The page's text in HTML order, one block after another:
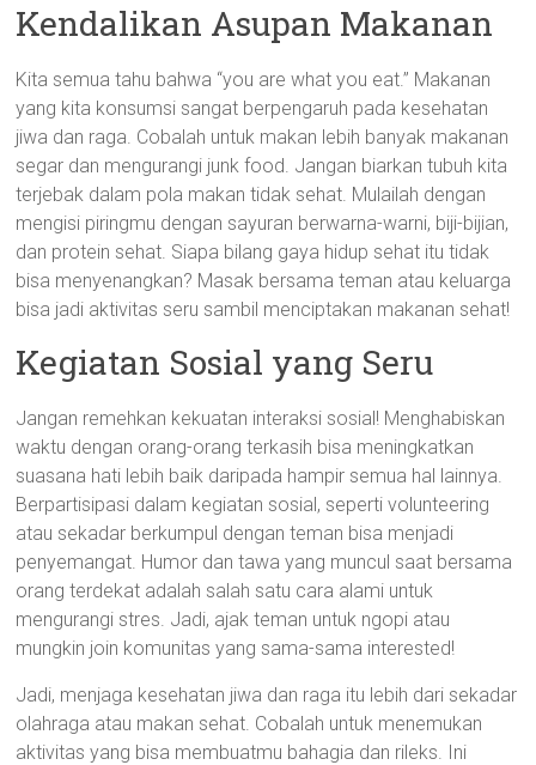
Kendalikan Asupan Makanan
Kita semua tahu bahwa “you are what you eat.” Makanan
yang kita konsumsi sangat berpengaruh pada kesehatan
jiwa dan raga. Cobalah untuk makan lebih banyak makanan
segar dan mengurangi junk food. Jangan biarkan tubuh kita
terjebak dalam pola makan tidak sehat. Mulailah dengan
mengisi piringmu dengan sayuran berwarna-warni, biji-bijian,
dan protein sehat. Siapa bilang gaya hidup sehat itu tidak
bisa menyenangkan? Masak bersama teman atau keluarga
bisa jadi aktivitas seru sambil menciptakan makanan sehat!
Kegiatan Sosial yang Seru
Jangan remehkan kekuatan interaksi sosial! Menghabiskan
waktu dengan orang-orang terkasih bisa meningkatkan
suasana hati lebih baik daripada hampir semua hal lainnya.
Berpartisipasi dalam kegiatan sosial, seperti volunteering
atau sekadar berkumpul dengan teman bisa menjadi
penyemangat. Humor dan tawa yang muncul saat bersama
orang terdekat adalah salah satu cara alami untuk
mengurangi stres. Jadi, ajak teman untuk ngopi atau
mungkin join komunitas yang sama-sama interested!
Jadi, menjaga kesehatan jiwa dan raga itu lebih dari sekadar
olahraga atau makan sehat. Cobalah untuk menemukan
aktivitas yang bisa membuatmu bahagia dan rileks. Ini